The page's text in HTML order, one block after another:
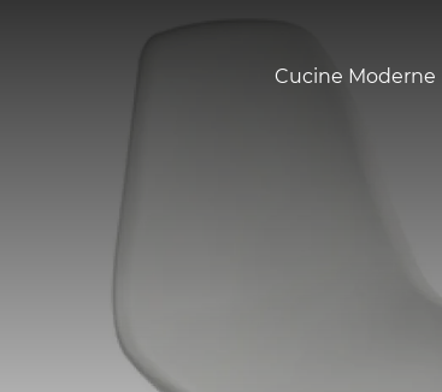
Cucine Moderne